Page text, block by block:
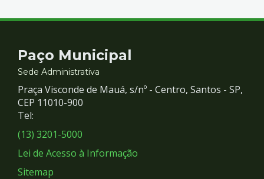
Contato
e
Redes
Sociais
Paço Municipal
Sede Administrativa
Praça Visconde de Mauá, s/nº - Centro, Santos - SP,
CEP 11010-900
Tel:
(13) 3201-5000
Lei de Acesso à Informação
Sitemap